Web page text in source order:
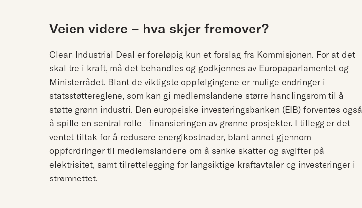
Veien videre – hva skjer fremover?
Clean Industrial Deal er foreløpig kun et forslag fra Kommisjonen. For at det
skal tre i kraft, må det behandles og godkjennes av Europaparlamentet og
Ministerrådet. Blant de viktigste oppfølgingene er mulige endringer i
statsstøttereglene, som kan gi medlemslandene større handlingsrom til å
støtte grønn industri. Den europeiske investeringsbanken (EIB) forventes også
å spille en sentral rolle i finansieringen av grønne prosjekter. I tillegg er det
ventet tiltak for å redusere energikostnader, blant annet gjennom
oppfordringer til medlemslandene om å senke skatter og avgifter på
elektrisitet, samt tilrettelegging for langsiktige kraftavtaler og investeringer i
strømnettet.